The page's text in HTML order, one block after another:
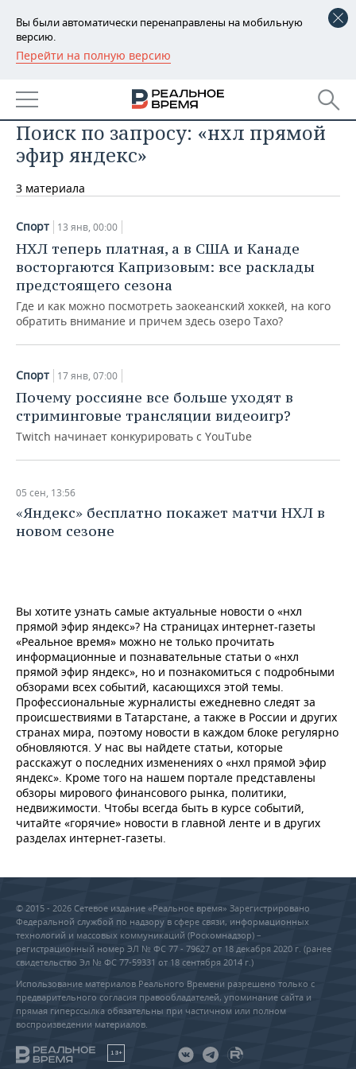
Вы были автоматически перенаправлены на мобильную
версию.
Перейти на полную версию
РЕГИОНЫ
БАШКОРТОСТАН
ТАТАРСТАН
УДМУРТИЯ
НОВОСТИ
АНАЛИТИКА
НОВОСТИ АНАЛИТИКИ
ВУЗЫ ТАТАРСТАНА
КОМУ ПРИНАДЛЕЖАТ
ТОРГОВЫЕ ЦЕНТРЫ
ЭКОНОМИКА
БАНКИ
БЮДЖЕТ
ИНВЕСТИЦИИ
ПРОМЫШЛЕННОСТИ
АГРОПРОМ
МАШИНОСТРОЕНИЕ
НЕФТЬ
ОПК
НЕДВИЖИМОСТЬ
НОВОСТИ НЕДВИЖИМОСТИ
АВТО
НОВОСТИ АВТО
БИЗНЕС
НОВОСТИ БИЗНЕСА
РОЗНИЧНАЯ ТОРГОВЛЯ
ТРАНСПОРТ
УСЛУГИ
ТЕХНОЛОГИИ
НОВОСТИ ТЕХНОЛОГИЙ
IT
МЕДИА
ТЕЛЕКОММУНИКАЦИИ
МЕРОПРИЯТИЯ
НОВОСТИ МЕРОПРИЯТИЙ
ВЫЕЗДНАЯ РЕДАКЦИЯ
БИЗНЕС-БРАНЧИ
ONLINE-КОНФЕРЕНЦИИ
СПОРТ
НОВОСТИ СПОРТА
ФУТБОЛ
ХОККЕЙ
ВОЛЕЙБОЛ
КИБЕРСПОРТ
ФИГУРНОЕ КАТАНИЕ
ВОДНЫЕ ВИДЫ СПОРТА
ХОККЕЙ С МЯЧОМ
ОБЩЕСТВО
НОВОСТИ ОБЩЕСТВА
ВЛАСТЬ
ИСТОРИЯ
КУЛЬТУРА
МЕДИЦИНА
ОБРАЗОВАНИЕ
ПРОИСШЕСТВИЯ
ФОТОГАЛЕРЕЯ
СЮЖЕТЫ
СПИСОК ПЕРСОН
СПИСОК КОМПАНИЙ
ПОЛНАЯ ВЕРСИЯ
Поиск по запросу: «нхл прямой
эфир яндекс»
3 материала
Спорт 13 янв, 00:00
НХЛ теперь платная, а в США и Канаде
восторгаются Капризовым: все расклады
предстоящего сезона
Где и как можно посмотреть заокеанский хоккей, на кого
обратить внимание и причем здесь озеро Тахо?
Спорт 17 янв, 07:00
Почему россияне все больше уходят в
стриминговые трансляции видеоигр?
Twitch начинает конкурировать с YouTube
05 сен, 13:56
«Яндекс» бесплатно покажет матчи НХЛ в
новом сезоне
Вы хотите узнать самые актуальные новости о «нхл
прямой эфир яндекс»? На страницах интернет-газеты
«Реальное время» можно не только прочитать
информационные и познавательные статьи о «нхл
прямой эфир яндекс», но и познакомиться с подробными
обзорами всех событий, касающихся этой темы.
Профессиональные журналисты ежедневно следят за
происшествиями в Татарстане, а также в России и других
странах мира, поэтому новости в каждом блоке регулярно
обновляются. У нас вы найдете статьи, которые
расскажут о последних изменениях о «нхл прямой эфир
яндекс». Кроме того на нашем портале представлены
обзоры мирового финансового рынка, политики,
недвижимости. Чтобы всегда быть в курсе событий,
читайте «горячие» новости в главной ленте и в других
разделах интернет-газеты.
© 2015 - 2026 Сетевое издание «Реальное время» Зарегистрировано
Федеральной службой по надзору в сфере связи, информационных
технологий и массовых коммуникаций (Роскомнадзор) –
регистрационный номер ЭЛ № ФС 77 - 79627 от 18 декабря 2020 г. (ранее
свидетельство Эл № ФС 77-59331 от 18 сентября 2014 г.)
Использование материалов Реального Времени разрешено только с
предварительного согласия правообладателей, упоминание сайта и
прямая гиперссылка обязательны при частичном или полном
воспроизведении материалов.
18+